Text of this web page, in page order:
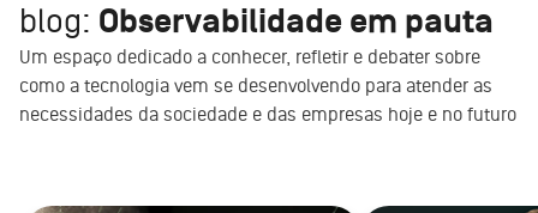
blog: Observabilidade em pauta
Um espaço dedicado a conhecer, refletir e debater sobre
como a tecnologia vem se desenvolvendo para atender as
necessidades da sociedade e das empresas hoje e no futuro